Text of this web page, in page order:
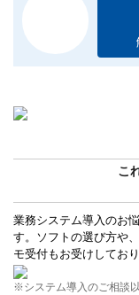
こ
業務システム導入のお
す。ソフトの選び方や
モ受付もお受けしており
※システム導入のご相談